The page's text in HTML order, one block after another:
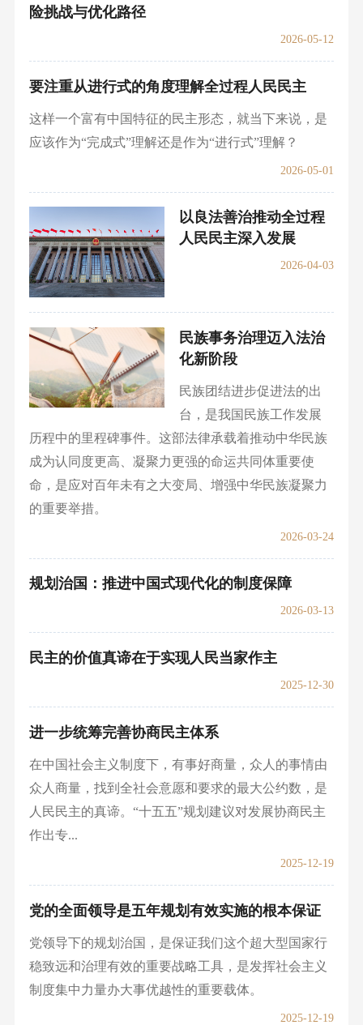
险挑战与优化路径
2026-05-12
要注重从进行式的角度理解全过程人民民主
这样一个富有中国特征的民主形态，就当下来说，是
应该作为“完成式”理解还是作为“进行式”理解？
2026-05-01
以良法善治推动全过程
人民民主深入发展
2026-04-03
民族事务治理迈入法治
化新阶段
民族团结进步促进法的出
台，是我国民族工作发展
历程中的里程碑事件。这部法律承载着推动中华民族
成为认同度更高、凝聚力更强的命运共同体重要使
命，是应对百年未有之大变局、增强中华民族凝聚力
的重要举措。
2026-03-24
规划治国：推进中国式现代化的制度保障
2026-03-13
民主的价值真谛在于实现人民当家作主
2025-12-30
进一步统筹完善协商民主体系
在中国社会主义制度下，有事好商量，众人的事情由
众人商量，找到全社会意愿和要求的最大公约数，是
人民民主的真谛。“十五五”规划建议对发展协商民主
作出专...
2025-12-19
党的全面领导是五年规划有效实施的根本保证
党领导下的规划治国，是保证我们这个超大型国家行
稳致远和治理有效的重要战略工具，是发挥社会主义
制度集中力量办大事优越性的重要载体。
2025-12-19